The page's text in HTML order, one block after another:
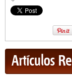
Artículos